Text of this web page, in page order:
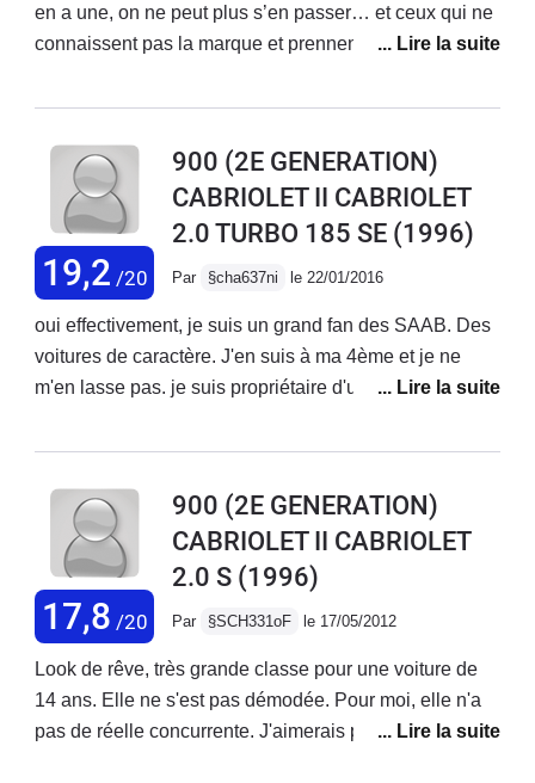
en a une, on ne peut plus s’en passer… et ceux qui ne
connaissent pas la marque et prennent le volant pour
la 900 Classic. Je voulais un cabriolet, saab
pièces. La fiabilité n’est plus à démontrer! Certes, elle
consomme un peu… Mais qu’elle classe, quel
punch!Ce n’est pas une sportive mais madame ne se
laisse pas semer sur la route! Elle a du caractère !!
19,2 /20
900 (2E GENERATION)
CABRIOLET II CABRIOLET
2.0 TURBO 185 SE (1996)
Par §cha637ni le 22/01/2016
oui effectivement, je suis un grand fan des SAAB. Des
voitures de caractère. J'en suis à ma 4ème et je ne
m'en lasse pas. je suis propriétaire d'une Saab
Valkommen de 2008. Splendide. En ce qui concerne
problème. J'entretiens toujours mes voitures car je suis
pas maniaque mais presque. En dehors de cela la
consommation est moindre. Il faut respecter les
vidanges, l'entretien surtout lorsque les années
passent.Saabistement votreAlain
17,8 /20
900 (2E GENERATION)
CABRIOLET II CABRIOLET
2.0 S (1996)
Par §SCH331oF le 17/05/2012
Look de rêve, très grande classe pour une voiture de
14 ans. Elle ne s'est pas démodée. Pour moi, elle n'a
pas de réelle concurrente. J'aimerais pouvoir échanger